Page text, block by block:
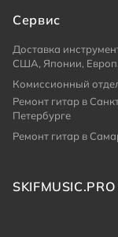
Сервис
Доставка
США, Японии,
Комиссионный
Ремонт гитар в
Петербурге
Ремонт гитар в